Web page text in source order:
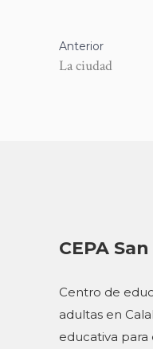
Anterior
La ciudad
CEPA
Centro de
adultas en
educativa para